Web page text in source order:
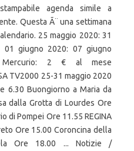
agenda simile a
Questa Ã¨ una settimana
25 maggio 2020: 31
01 giugno 2020: 07 giugno
Mercurio: 2 € al mese
TV2000 25-31 maggio 2020
6.30 Buongiorno a Maria da
dalla Grotta di Lourdes Ore
di Pompei Ore 11.55 REGINA
Ore 15.00 Coroncina della
Ore 18.00 ... Notizie /